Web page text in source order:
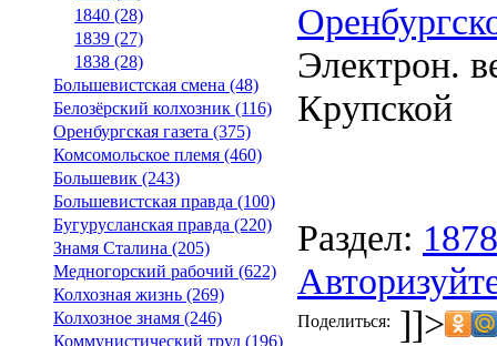
1840 (28)
1839 (27)
1838 (28)
Большевистская смена (48)
Белозёрский колхозник (116)
Оренбургская газета (375)
Комсомольское племя (460)
Большевик (243)
Большевистская правда (100)
Бугурусланская правда (220)
Знамя Сталина (205)
Медногорский рабочий (622)
Колхозная жизнь (269)
Колхозное знамя (246)
Коммунистический труд (196)
Электрон.
Крупской
Раздел: 1878
Поделиться: ]]>